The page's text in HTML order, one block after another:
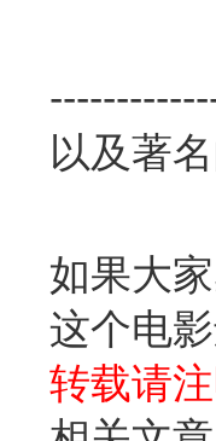
以及著
如果大
这个电
转载请